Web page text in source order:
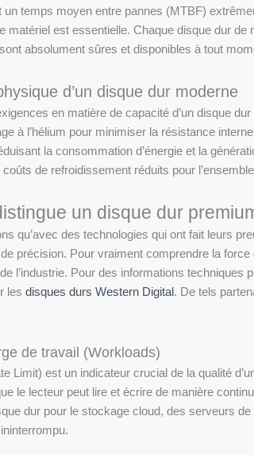
temps moyen entre pannes (MTBF)
est essentielle. Chaque disque dur
absolument sûres et disponibles à tout
d’un disque dur moderne
en matière de capacité d’un disque
à l’hélium pour minimiser la résistance
la consommation d’énergie et la
de refroidissement réduits pour
un disque dur
qu’avec des technologies qui ont fait leurs
précision. Pour vraiment comprendre la
l’industrie. Pour des informations
les disques durs Western Digital. De tels
de travail (Workloads)
Limit) est un indicateur crucial de la qualité
le lecteur peut lire et écrire de manière
dur pour le stockage cloud, des serveurs